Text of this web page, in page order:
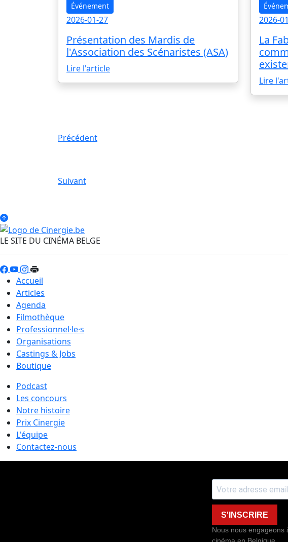
Événement
2026-01-27
Présentation des Mardis de
l'Association des Scénaristes (ASA)
Lire l'article
2026-
La
Lire
Précédent
Suivant
LE SITE DU CINÉMA BELGE
Accueil
Articles
Agenda
Filmothèque
Professionnel·le·s
Organisations
Castings & Jobs
Boutique
Podcast
Les concours
Notre histoire
Prix Cinergie
L'équipe
Contactez-nous
S'INSCRIRE
Nous nous engageons